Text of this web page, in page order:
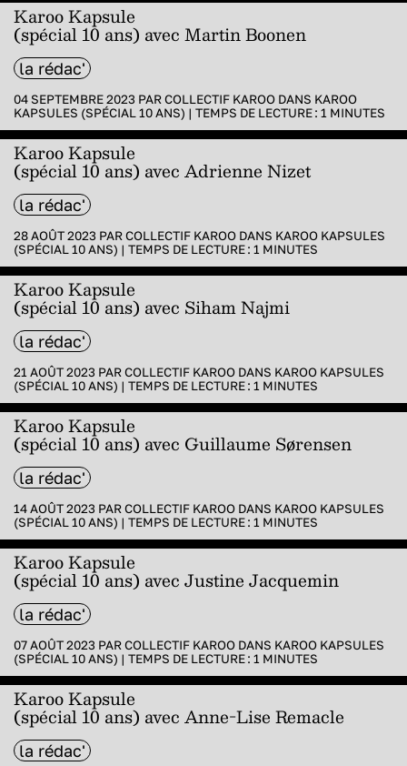
Karoo Kapsule
(spécial 10 ans) avec Martin Boonen
la rédac'
04 SEPTEMBRE 2023 PARCOLLECTIF KAROO DANS KAROO
KAPSULES (SPÉCIAL 10 ANS) | TEMPS DE LECTURE : 1 MINUTES
Karoo Kapsule
(spécial 10 ans) avec Adrienne Nizet
la rédac'
28 AOÛT 2023 PARCOLLECTIF KAROO DANS KAROO KAPSULES
(SPÉCIAL 10 ANS) | TEMPS DE LECTURE : 1 MINUTES
Karoo Kapsule
(spécial 10 ans) avec Siham Najmi
la rédac'
21 AOÛT 2023 PARCOLLECTIF KAROO DANS KAROO KAPSULES
(SPÉCIAL 10 ANS) | TEMPS DE LECTURE : 1 MINUTES
Karoo Kapsule
(spécial 10 ans) avec Guillaume Sørensen
la rédac'
14 AOÛT 2023 PARCOLLECTIF KAROO DANS KAROO KAPSULES
(SPÉCIAL 10 ANS) | TEMPS DE LECTURE : 1 MINUTES
Karoo Kapsule
(spécial 10 ans) avec Justine Jacquemin
la rédac'
07 AOÛT 2023 PARCOLLECTIF KAROO DANS KAROO KAPSULES
(SPÉCIAL 10 ANS) | TEMPS DE LECTURE : 1 MINUTES
Karoo Kapsule
(spécial 10 ans) avec Anne-Lise Remacle
la rédac'